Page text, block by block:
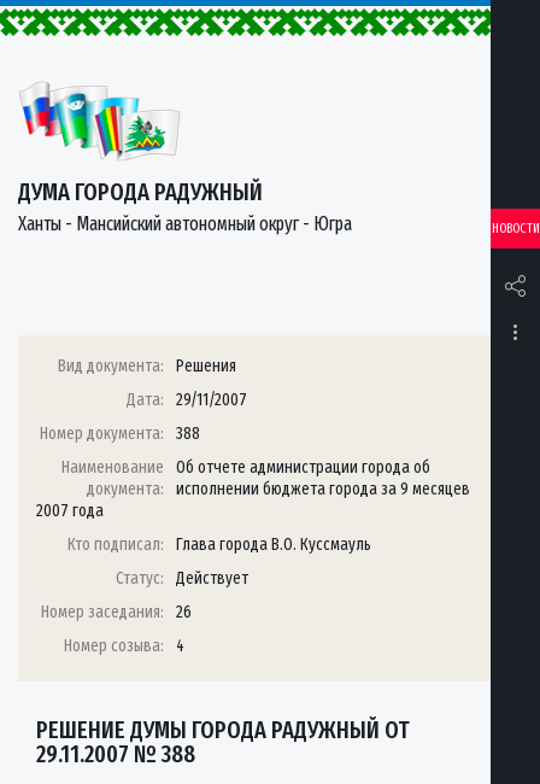
ДУМА ГОРОДА РАДУЖНЫЙ
Ханты - Мансийский автономный округ - Югра НОВОСТИ
Вид документа:
Решения
Дата:
29/11/2007
Номер документа:
388
Наименование
документа:
Об отчете администрации города об
исполнении бюджета города за 9 месяцев
2007 года
Кто подписал:
Глава города В.О. Куссмауль
Статус:
Действует
Номер заседания:
26
Номер созыва:
4
РЕШЕНИЕ ДУМЫ ГОРОДА РАДУЖНЫЙ ОТ
29.11.2007 № 388